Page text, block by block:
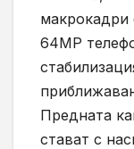
макрокадри
64MP
Предната
стават с